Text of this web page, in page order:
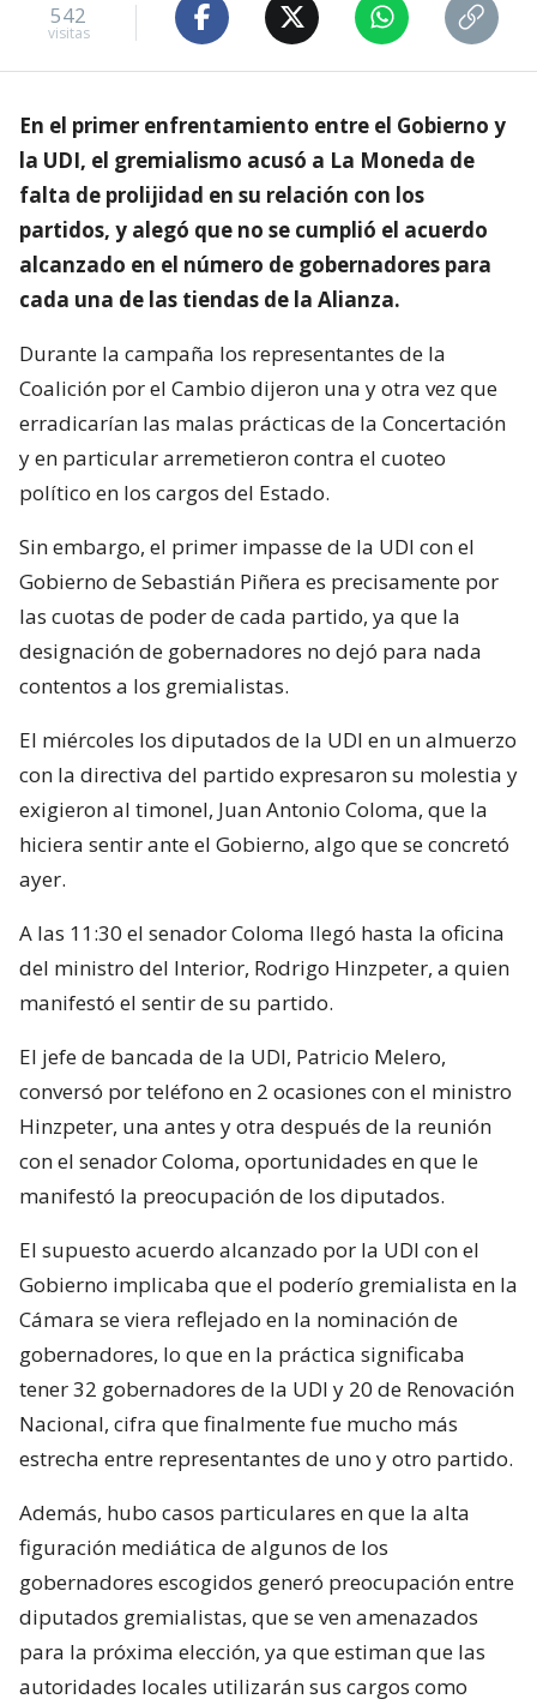
542
visitas
En el primer enfrentamiento entre el Gobierno y
la UDI, el gremialismo acusó a La Moneda de
falta de prolijidad en su relación con los
partidos, y alegó que no se cumplió el acuerdo
alcanzado en el número de gobernadores para
cada una de las tiendas de la Alianza.
Durante la campaña los representantes de la
Coalición por el Cambio dijeron una y otra vez que
erradicarían las malas prácticas de la Concertación
y en particular arremetieron contra el cuoteo
político en los cargos del Estado.
Sin embargo, el primer impasse de la UDI con el
Gobierno de Sebastián Piñera es precisamente por
las cuotas de poder de cada partido, ya que la
designación de gobernadores no dejó para nada
contentos a los gremialistas.
El miércoles los diputados de la UDI en un almuerzo
con la directiva del partido expresaron su molestia y
exigieron al timonel, Juan Antonio Coloma, que la
hiciera sentir ante el Gobierno, algo que se concretó
ayer.
A las 11:30 el senador Coloma llegó hasta la oficina
del ministro del Interior, Rodrigo Hinzpeter, a quien
manifestó el sentir de su partido.
El jefe de bancada de la UDI, Patricio Melero,
conversó por teléfono en 2 ocasiones con el ministro
Hinzpeter, una antes y otra después de la reunión
con el senador Coloma, oportunidades en que le
manifestó la preocupación de los diputados.
El supuesto acuerdo alcanzado por la UDI con el
Gobierno implicaba que el poderío gremialista en la
Cámara se viera reflejado en la nominación de
gobernadores, lo que en la práctica significaba
tener 32 gobernadores de la UDI y 20 de Renovación
Nacional, cifra que finalmente fue mucho más
estrecha entre representantes de uno y otro partido.
Además, hubo casos particulares en que la alta
figuración mediática de algunos de los
gobernadores escogidos generó preocupación entre
diputados gremialistas, que se ven amenazados
para la próxima elección, ya que estiman que las
autoridades locales utilizarán sus cargos como